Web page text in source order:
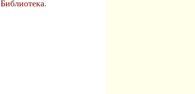
Библиотека.